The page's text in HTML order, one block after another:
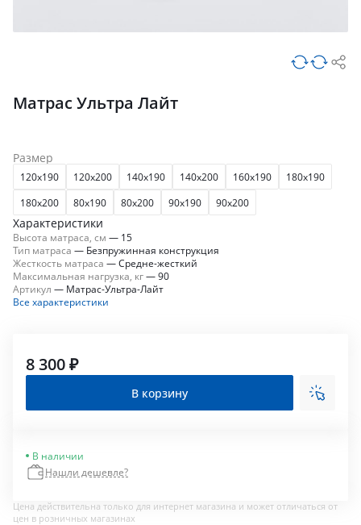
Матрас Ультра Лайт
Размер
120x190 120x200 140x190 140x200 160x190
180x190
180x200
80x190 80x200 90x190 90x200
Характеристики
Высота матраса, см — 15
Тип матраса — Безпружинная конструкция
Жесткость матраса —Средне-жесткий
Максимальная нагрузка, кг—90
Артикул — Матрас-Ультра-Лайт
Все характеристики
8 300 ₽
В корзину
В наличии
Нашли дешевле?
Цена действительна только для интернет магазина и может отличаться от
цен в розничных магазинах